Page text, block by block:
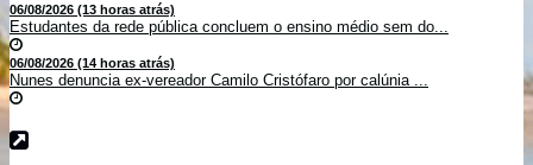
06/08/2026 (13 horas atrás)
Estudantes da rede pública concluem o ensino médio sem do...
06/08/2026 (14 horas atrás)
Nunes denuncia ex-vereador Camilo Cristófaro por calúnia ...